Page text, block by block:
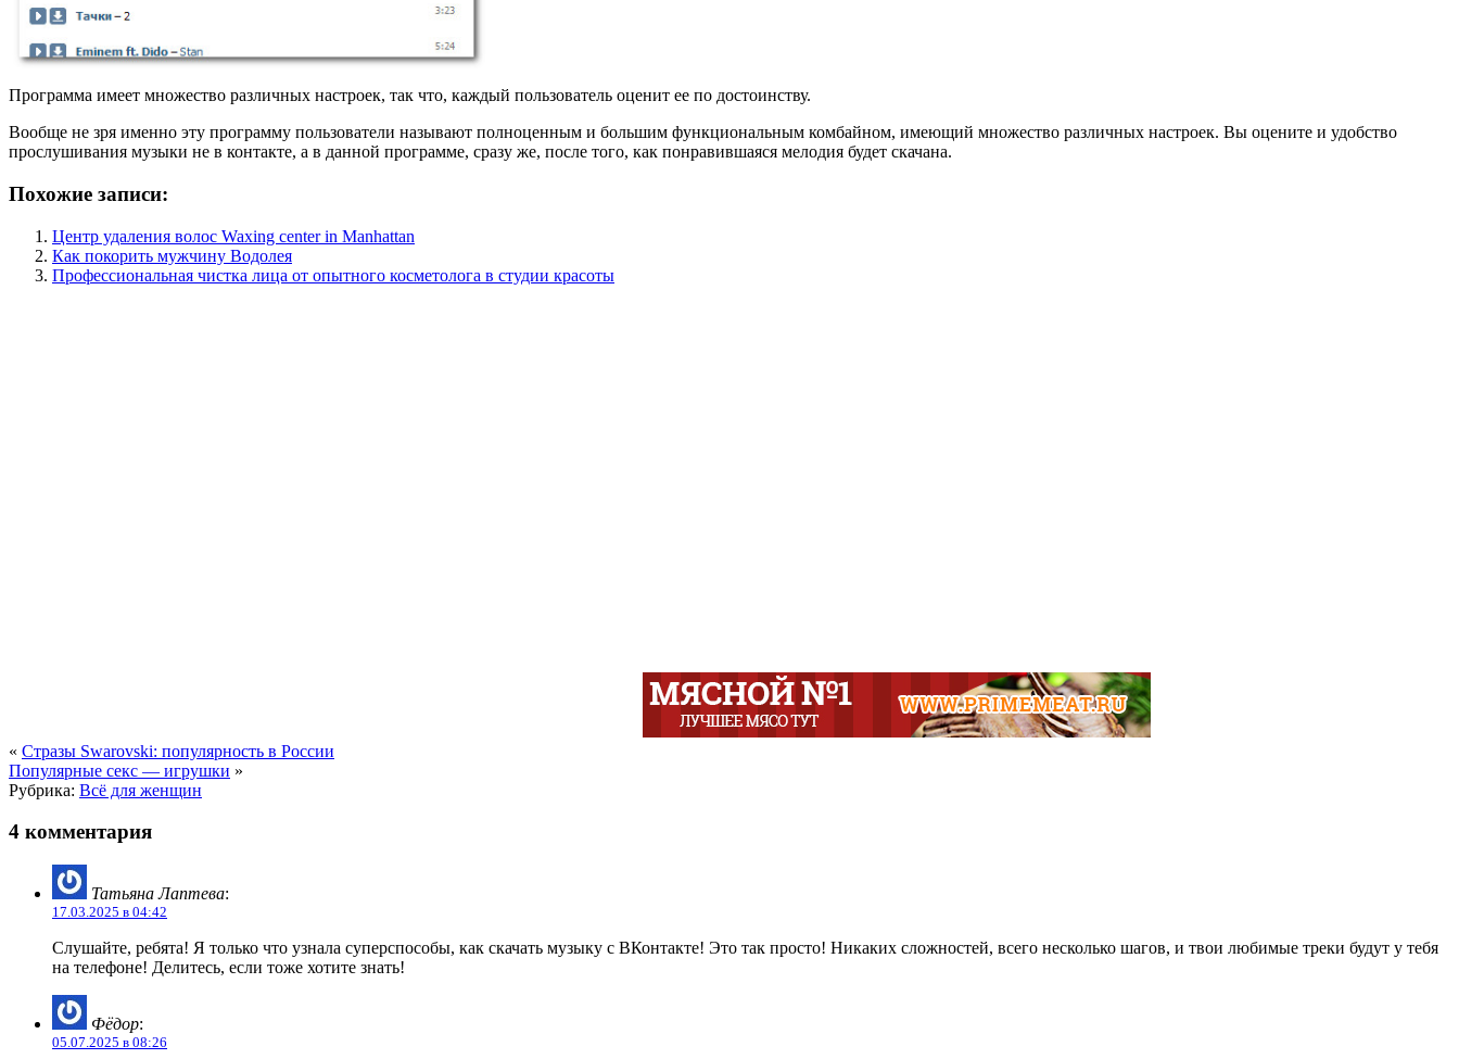
Программа имеет множество различных настроек, так что, каждый пользователь оценит ее по достоинству.
Вообще не зря именно эту программу пользователи называют полноценным и большим функциональным комбайном, имеющий множество различных настроек. Вы оцените и удобство
прослушивания музыки не в контакте, а в данной программе, сразу же, после того, как понравившаяся мелодия будет скачана.
Похожие записи:
Центр удаления волос Waxing center in Manhattan
Как покорить мужчину Водолея
Профессиональная чистка лица от опытного косметолога в студии красоты
« Стразы Swarovski: популярность в России
Популярные секс — игрушки »
Рубрика: Всё для женщин
4 комментария
Татьяна Лаптева:
17.03.2025 в 04:42
Слушайте, ребята! Я только что узнала суперспособы, как скачать музыку с ВКонтакте! Это так просто! Никаких сложностей, всего несколько шагов, и твои любимые треки будут у тебя
на телефоне! Делитесь, если тоже хотите знать!
Фёдор:
05.07.2025 в 08:26